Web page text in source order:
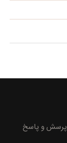
پرسش و پاسخ